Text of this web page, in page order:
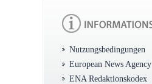
Nutzungsbedingungen
European News Agency
ENA Redaktionskodex